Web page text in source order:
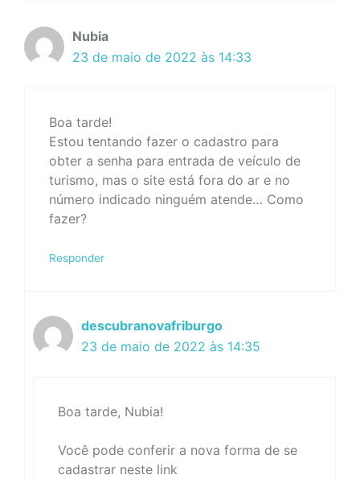
Nubia
23 de maio de 2022 às 14:33
Boa tarde!
Estou tentando fazer o cadastro para
obter a senha para entrada de veículo de
turismo, mas o site está fora do ar e no
número indicado ninguém atende… Como
fazer?
Responder
descubranovafriburgo
23 de maio de 2022 às 14:35
Boa tarde, Nubia!
Você pode conferir a nova forma de se
cadastrar neste link